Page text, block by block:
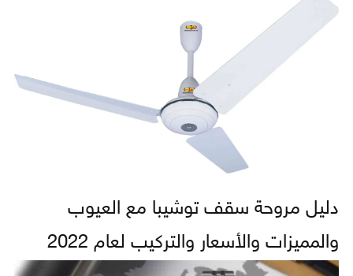
دليل مروحة سقف توشيبا مع العيوب
والمميزات والأسعار والتركيب لعام 2022